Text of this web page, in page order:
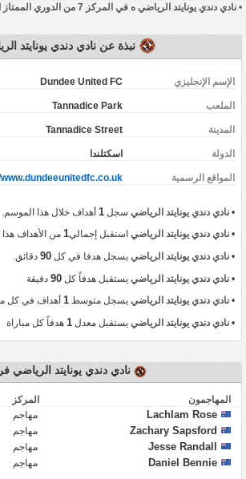
• نادي دندي يونايتد الرياضي ه في المركز 7 من الدوري الممتاز الاسكوتلاندي جدول
نبذة عن نادي دندي يونايتد
الإسم الإنجليزي Dundee United FC
الملعب Tannadice Park
المدينة Tannadice Street
‏الدولة اسكتلندا
المواقع الرسمية www.dundeeunitedfc.co.uk
• نادي دندي يونايتد الرياضيسجل 1 أهداف خلال هذا الموسم.
• نادي دندي يونايتد الرياضياستقبل إجمالي1 من الأهداف هذا
• نادي دندي يونايتد الرياضييسجل هدفا في كل 90دقائق.
• نادي دندي يونايتد الرياضييستقبل هدفاً كل 90دقيقة
• نادي دندي يونايتد الرياضييسجل متوسط 1 أهداف في كل
• نادي دندي يونايتد الرياضييستقبل معدل 1 هدفاً كل مباراة
نادي دندي يونايتد الرياضي
المهاجمون المركز
Lachlam Rose مهاجم
Zachary Sapsford
مهاجم
Jesse Randall
مهاجم
Daniel Bennie
مهاجم